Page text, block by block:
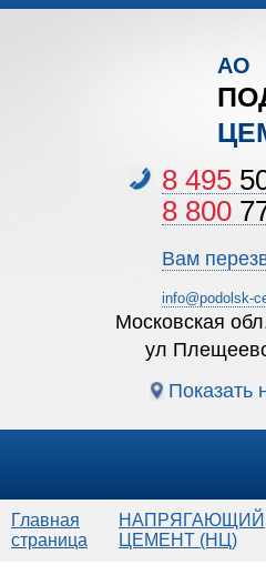
АО
8 495
8 800
Вам
info@podolsk-
Московская
ул
Показать
Главная
страница
НАПРЯГАЮЩИЙ
ЦЕМЕНТ (НЦ)